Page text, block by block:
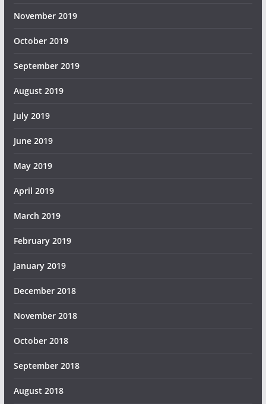
November 2019
October 2019
September 2019
August 2019
July 2019
June 2019
May 2019
April 2019
March 2019
February 2019
January 2019
December 2018
November 2018
October 2018
September 2018
August 2018